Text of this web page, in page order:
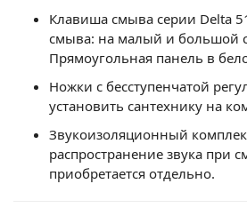
Клавиша смыва серии Delta
смыва: на малый и большой
Прямоугольная панель в
Ножки с бесступенчатой
установить сантехнику на
Звукоизоляционный
распространение звука при
приобретается отдельно.